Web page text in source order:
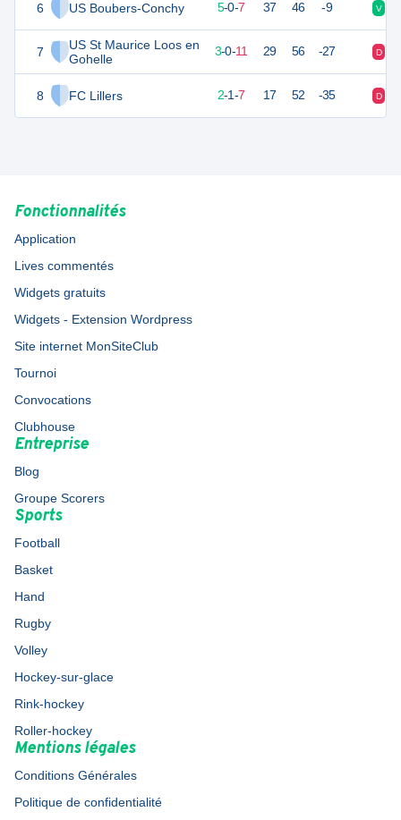
6 US Boubers-Conchy
7
US St Maurice Loos en
Gohelle
8 FC Lillers
10 5-0-7 37 46 -9 V
9 14 3-0-11 29 56 -27 D
2-1-7 17 52 -35 D
Fonctionnalités
Application
Lives commentés
Widgets gratuits
Widgets - Extension Wordpress
Site internet MonSiteClub
Tournoi
Convocations
Clubhouse
Entreprise
Blog
Groupe Scorers
Sports
Football
Basket
Hand
Rugby
Volley
Hockey-sur-glace
Rink-hockey
Roller-hockey
Mentions légales
Conditions Générales
Politique de confidentialité